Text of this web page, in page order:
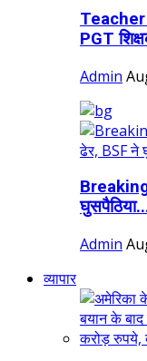
PGT
Admin
Admin
व्यापार